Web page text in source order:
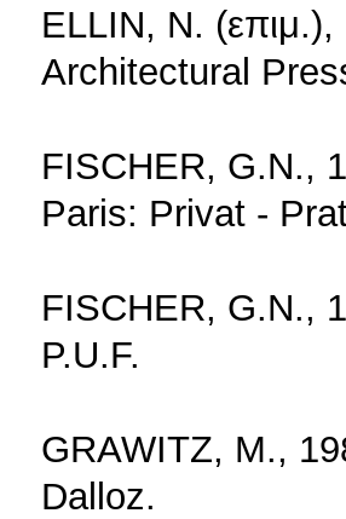
ELLIN, N.
Architectural
FISCHER, G.N.,
Paris: Privat -
FISCHER, G.N.,
P.U.F.
GRAWITZ, M.,
Dalloz.